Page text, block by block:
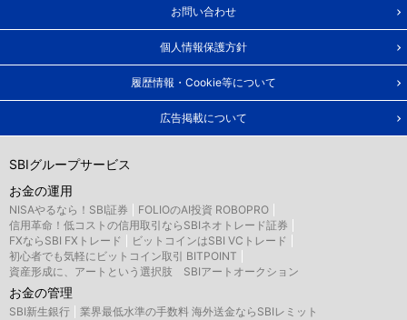
お問い合わせ
個人情報保護方針
履歴情報・Cookie等について
広告掲載について
SBIグループサービス
お金の運用
NISAやるなら！SBI証券
FOLIOのAI投資 ROBOPRO
信用革命！低コストの信用取引ならSBIネオトレード証券
FXならSBI FXトレード
ビットコインはSBI VCトレード
初心者でも気軽にビットコイン取引 BITPOINT
資産形成に、アートという選択肢 SBIアートオークション
お金の管理
SBI新生銀行 業界最低水準の手数料 海外送金ならSBIレミット